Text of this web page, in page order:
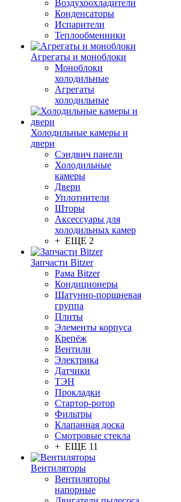
Воздухоохладители
Конденсаторы
Испарители
Теплообменники
Агрегаты и моноблоки
Моноблоки
холодильные
Агрегаты
холодильные
Холодильные камеры и
двери
Сэндвич панели
Холодильные
камеры
Двери
Уплотнители
Шторы
Аксессуары для
холодильных камер
+ ЕЩЕ 2
Запчасти Bitzer
Рама Bitzer
Кондиционеры
Шатунно-поршневая
группа
Плиты
Элементы корпуса
Крепёж
Вентили
Электрика
Датчики
ТЭН
Прокладки
Стартор-ротор
Фильтры
Клапанная доска
Смотровые стекла
+ ЕЩЕ 11
Вентиляторы
Вентиляторы
напорные